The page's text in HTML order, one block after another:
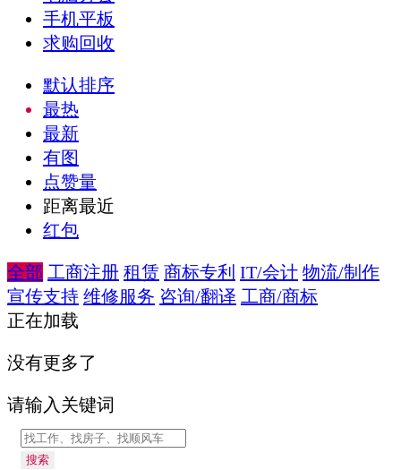
手机平板
求购回收
默认排序
最热
最新
有图
点赞量
距离最近
红包
全部 工商注册 租赁 商标专利 IT/会计 物流/制作
宣传支持 维修服务 咨询/翻译 工商/商标
正在加载
没有更多了
请输入关键词
搜索